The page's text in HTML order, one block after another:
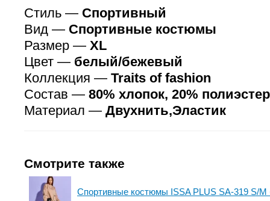
Стиль — Спортивный
Вид — Спортивные костюмы
Размер — XL
Цвет — белый/бежевый
Коллекция — Traits of fashion
Состав — 80% хлопок, 20% полиэстер
Материал — Двухнить,Эластик
Смотрите также
Спортивные костюмы ISSA PLUS SA-319 S/